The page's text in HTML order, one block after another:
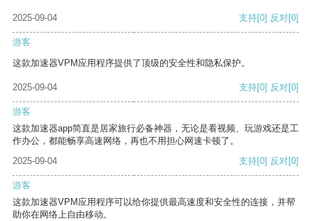
2025-09-04 支持[0] 反对[0]
游客
这款加速器VPM应用程序提供了顶级的安全性和隐私保护。
2025-09-04 支持[0] 反对[0]
游客
这款加速器app简直是居家旅行必备神器，无论是看视频、玩游戏还是工
作办公，都能畅享高速网络，再也不用担心网速卡顿了。
2025-09-04
支持[0] 反对[0]
游客
这款加速器VPM应用程序可以给你提供最高速度和安全性的连接，并帮
助你在网络上自由移动。